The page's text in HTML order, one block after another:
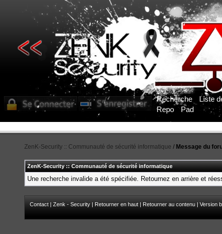
Recherche
Liste
Repo
Pad
ZenK-Security :: Communauté de sécurité informatique / Message du
ZenK-Security :: Communauté de sécurité informatique
Une recherche invalide a été spécifiée. Retournez en arrière et
Contact | Zenk - Security | Retourner en haut | Retourner au contenu | Version